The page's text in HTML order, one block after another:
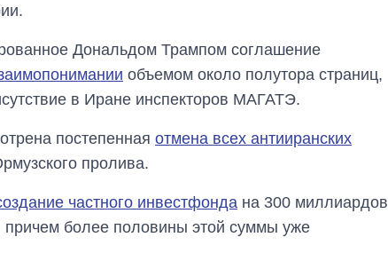
Дональдом Трампом соглашение
объемом около полутора страниц,
в Иране инспекторов МАГАТЭ.
постепенная отмена всех антииранских
пролива.
частного инвестфонда на 300 миллиардов
более половины этой суммы уже